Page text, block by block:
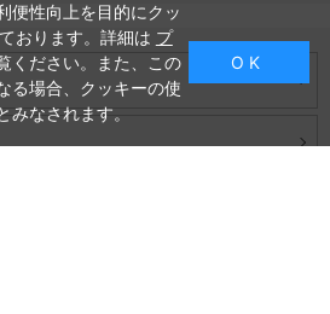
便性向上を目的にクッ
おります。詳細は プ
ください。また、この
る場合、クッキーの使
みなされます。
O K